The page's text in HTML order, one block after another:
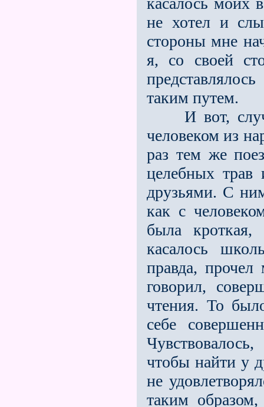
не хо­тел и
стороны мне
я, со своей
таким путем.
И вот,
человеком из
раз тем же
целебных
друзьями. С
как с
была кроткая,
касалось
правда,
говорил,
чтения. То
себе
чтобы найти у
не
таким